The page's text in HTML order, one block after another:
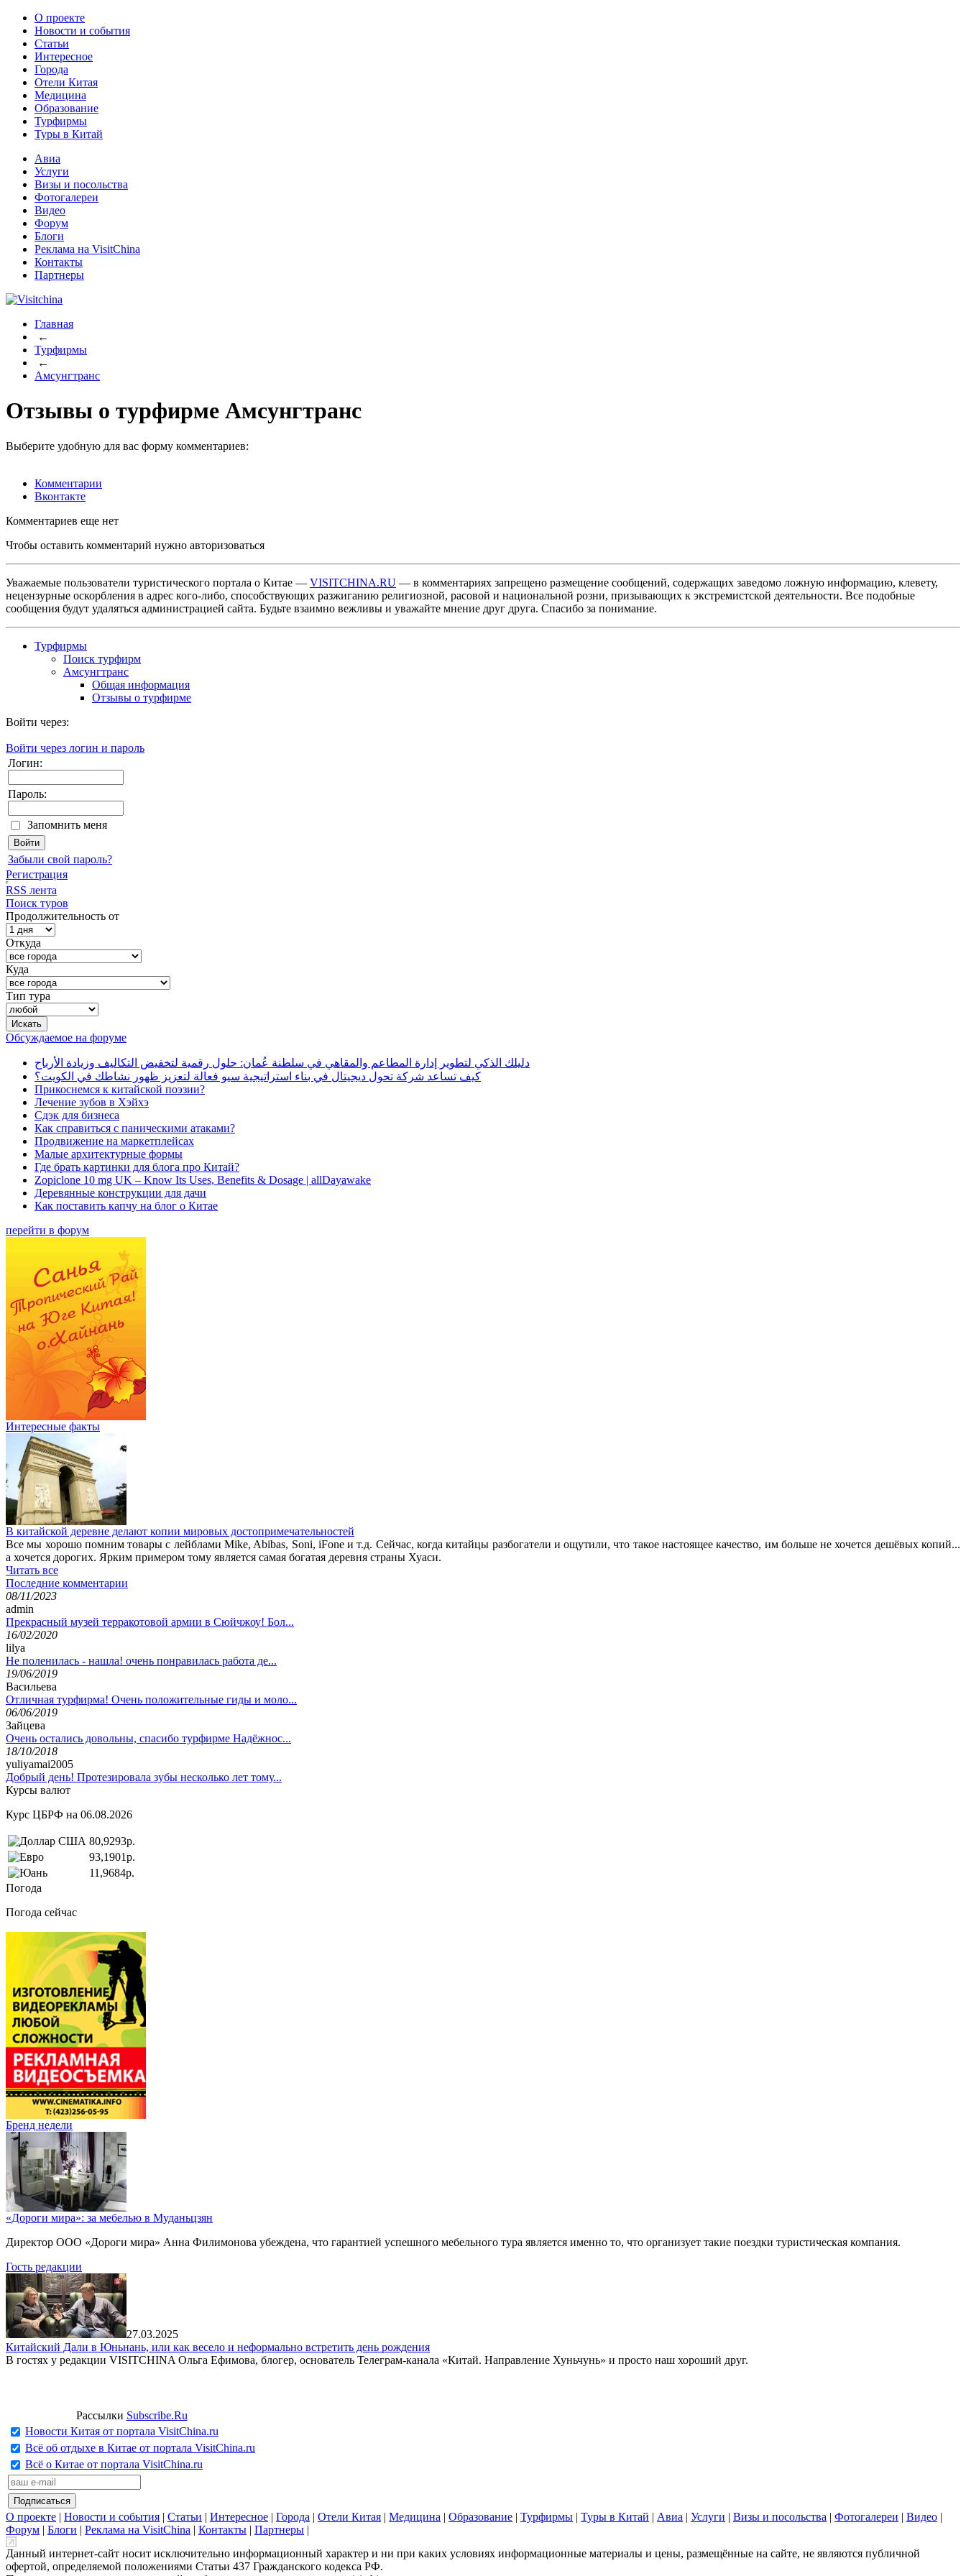
О проекте
Новости и события
Статьи
Интересное
Города
Отели Китая
Медицина
Образование
Турфирмы
Туры в Китай
Авиа
Услуги
Визы и посольства
Фотогалереи
Видео
Форум
Блоги
Реклама на VisitChina
Контакты
Партнеры
Главная
←
Турфирмы
←
Амсунгтранс
Отзывы о турфирме Амсунгтранс
Выберите удобную для вас форму комментариев:
Комментарии
Вконтакте
Комментариев еще нет
Чтобы оставить комментарий нужно авторизоваться
Уважаемые пользователи туристического портала о Китае — VISITCHINA.RU — в комментариях запрещено размещение сообщений, содержащих заведомо ложную информацию, клевету,
нецензурные оскорбления в адрес кого-либо, способствующих разжиганию религиозной, расовой и национальной розни, призывающих к экстремистской деятельности. Все подобные
сообщения будут удаляться администрацией сайта. Будьте взаимно вежливы и уважайте мнение друг друга. Спасибо за понимание.
Турфирмы
Поиск турфирм
Амсунгтранс
Общая информация
Отзывы о турфирме
Войти через:
Войти через логин и пароль
Логин:
Пароль:
Запомнить меня
Забыли свой пароль?
Регистрация
RSS лента
Поиск туров
Продолжительность от
Откуда
Куда
Тип тура
Обсуждаемое на форуме
دليلك الذكي لتطوير إدارة المطاعم والمقاهي في سلطنة عُمان: حلول رقمية لتخفيض التكاليف وزيادة الأرباح
كيف تساعد شركة تحول ديجيتال في بناء استراتيجية سيو فعالة لتعزيز ظهور نشاطك في الكويت؟
Прикоснемся к китайской поэзии?
Лечение зубов в Хэйхэ
Сдэк для бизнеса
Как справиться с паническими атаками?
Продвижение на маркетплейсах
Малые архитектурные формы
Где брать картинки для блога про Китай?
Zopiclone 10 mg UK – Know Its Uses, Benefits & Dosage | allDayawake
Деревянные конструкции для дачи
Как поставить капчу на блог о Китае
перейти в форум
Интересные факты
В китайской деревне делают копии мировых достопримечательностей
Все мы хорошо помним товары с лейблами Mike, Abibas, Soni, iFone и т.д. Сейчас, когда китайцы разбогатели и ощутили, что такое настоящее качество, им больше не хочется дешёвых копий...
а хочется дорогих. Ярким примером тому является самая богатая деревня страны Хуаси.
Читать все
Последние комментарии
08/11/2023
admin
Прекрасный музей терракотовой армии в Сюйчжоу! Бол...
16/02/2020
lilya
Не поленилась - нашла! очень понравилась работа де...
19/06/2019
Васильева
Отличная турфирма! Очень положительные гиды и моло...
06/06/2019
Зайцева
Очень остались довольны, спасибо турфирме Надёжнос...
18/10/2018
yuliyamai2005
Добрый день! Протезировала зубы несколько лет тому...
Курсы валют
Курс ЦБРФ на 06.08.2026
80,9293р.
93,1901р.
11,9684р.
Погода
Погода сейчас
Бренд недели
«Дороги мира»: за мебелью в Муданьцзян
Директор ООО «Дороги мира» Анна Филимонова убеждена, что гарантией успешного мебельного тура является именно то, что организует такие поездки туристическая компания.
Гость редакции
27.03.2025
Китайский Дали в Юньнань, или как весело и неформально встретить день рождения
В гостях у редакции VISITCHINA Ольга Ефимова, блогер, основатель Телеграм-канала «Китай. Направление Хуньчунь» и просто наш хороший друг.
Рассылки Subscribe.Ru
Новости Китая от портала VisitChina.ru
Всё об отдыхе в Китае от портала VisitChina.ru
Всё о Китае от портала VisitChina.ru
О проекте | Новости и события | Статьи | Интересное | Города | Отели Китая | Медицина | Образование | Турфирмы | Туры в Китай | Авиа | Услуги | Визы и посольства | Фотогалереи | Видео |
Форум | Блоги | Реклама на VisitChina | Контакты | Партнеры |
Данный интернет-сайт носит исключительно информационный характер и ни при каких условиях информационные материалы и цены, размещённые на сайте, не являются публичной
офертой, определяемой положениями Статьи 437 Гражданского кодекса РФ.